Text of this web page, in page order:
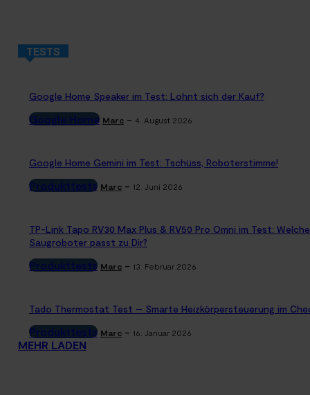
TESTS
Google Home Speaker im Test: Lohnt sich der Kauf?
Google Home Marc - 4. August 2026
Google Home Gemini im Test: Tschüss, Roboterstimme!
Produkttests Marc - 12. Juni 2026
TP-Link Tapo RV30 Max Plus & RV50 Pro Omni im Test:
Saugroboter passt zu Dir?
Produkttests Marc - 13. Februar 2026
Tado Thermostat Test – Smarte Heizkörpersteuerung im
Produkttests Marc - 16. Januar 2026
MEHR LADEN